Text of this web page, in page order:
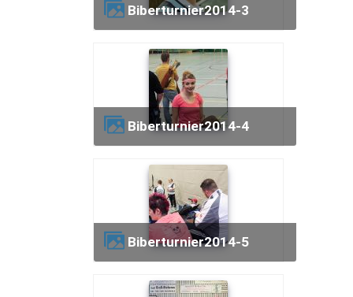
biberturnier2014-3
biberturnier2014-4
biberturnier2014-5